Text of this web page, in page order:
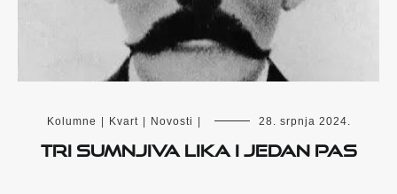
Kolumne Kvart Novosti 28. srpnja 2024.
Tri sumnjiva lika i jedan pas